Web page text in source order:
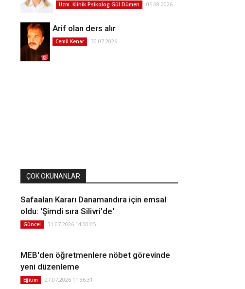
Uzm. Klinik Psikolog Gül Dümen 05.08.2026
Arif olan ders alır
Cemil Kenar 30.07.2026
ÇOK OKUNANLAR
Safaalan Kararı Danamandıra için emsal
oldu: 'Şimdi sıra Silivri'de'
Güncel 31.07.2026 14:00:05
MEB'den öğretmenlere nöbet görevinde
yeni düzenleme
Eğitim 27.07.2026 11:36:31